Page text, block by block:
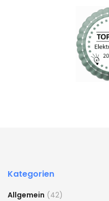
Kategorien
Allgemein (42)